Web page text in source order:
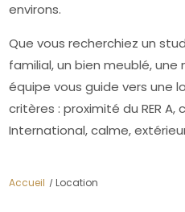
environs.
Que vous recherchiez un
familial, un bien meublé,
équipe vous guide vers une
critères : proximité du RER
International, calme,
Accueil Location